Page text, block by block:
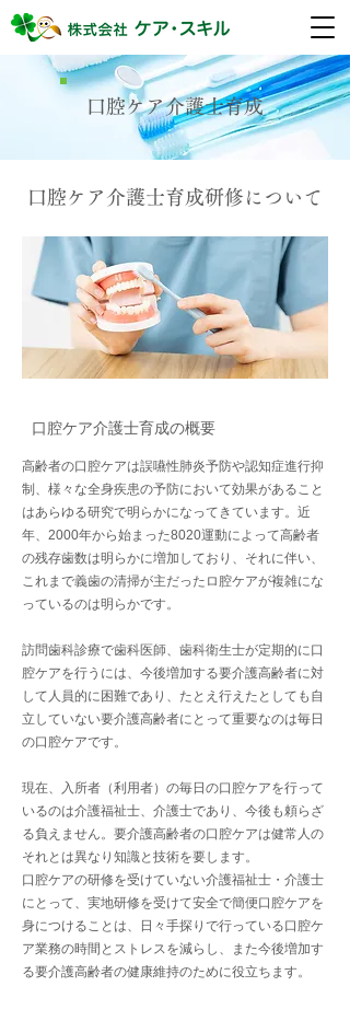
口腔ケア介護士育成
口腔ケア介護士育成研修について
口腔ケア介護士育成の概要
高齢者の口腔ケアは誤嚥性肺炎予防や認知症進行抑
制、様々な全身疾患の予防において効果があること
はあらゆる研究で明らかになってきています。近
年、2000年から始まった8020運動によって高齢者
の残存歯数は明らかに増加しており、それに伴い、
これまで義歯の清掃が主だったロ腔ケアが複雑にな
っているのは明らかです。
訪問歯科診療で歯科医師、歯科衛生士が定期的に口
腔ケアを行うには、今後増加する要介護高齢者に対
して人員的に困難であり、たとえ行えたとしても自
立していない要介護高齢者にとって重要なのは毎日
の口腔ケアです。
現在、入所者（利用者）の毎日の口腔ケアを行って
いるのは介護福祉士、介護士であり、今後も頼らざ
る負えません。要介護高齢者の口腔ケアは健常人の
それとは異なり知識と技術を要します。
口腔ケアの研修を受けていない介護福祉士・介護士
にとって、実地研修を受けて安全で簡便口腔ケアを
身につけることは、日々手探りで行っている口腔ケ
ア業務の時間とストレスを減らし、また今後増加す
る要介護高齢者の健康維持のために役立ちます。